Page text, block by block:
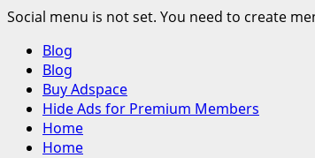
Social menu is not set. You need to create
Primary
Menu
Blog
Blog
Buy Adspace
Hide Ads for Premium Members
Home
Home